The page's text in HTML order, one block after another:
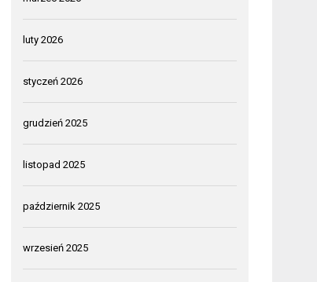
luty 2026
styczeń 2026
grudzień 2025
listopad 2025
październik 2025
wrzesień 2025